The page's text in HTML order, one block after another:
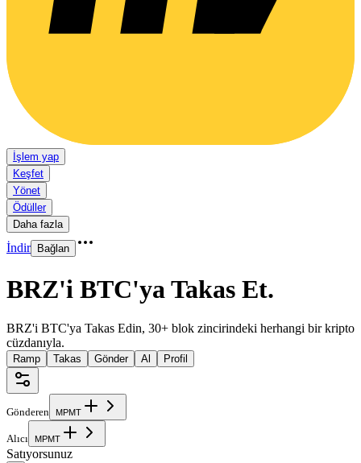
İşlem yap
Keşfet
Yönet
Ödüller
Daha fazla
İndir Bağlan
BRZ'i BTC'ya Takas Et.
BRZ'i BTC'ya Takas Edin, 30+ blok zincirindeki herhangi bir kripto
cüzdanıyla.
Ramp Takas Gönder Al Profil
Gönderen MPMT
Alıcı MPMT
Satıyorsunuz